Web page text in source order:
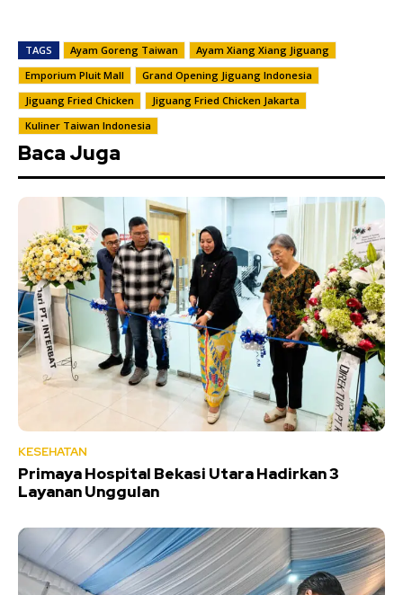
TAGS Ayam Goreng Taiwan
Ayam Xiang Xiang Jiguang
Emporium Pluit Mall
Grand Opening Jiguang Indonesia
Jiguang Fried Chicken
Jiguang Fried Chicken Jakarta
Kuliner Taiwan Indonesia
Baca Juga
KESEHATAN
Primaya Hospital Bekasi Utara Hadirkan 3
Layanan Unggulan